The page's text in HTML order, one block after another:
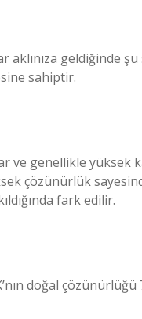
geldiğinde şu
sahiptir.
ve genellikle
çözünürlük
fark edilir.
doğal